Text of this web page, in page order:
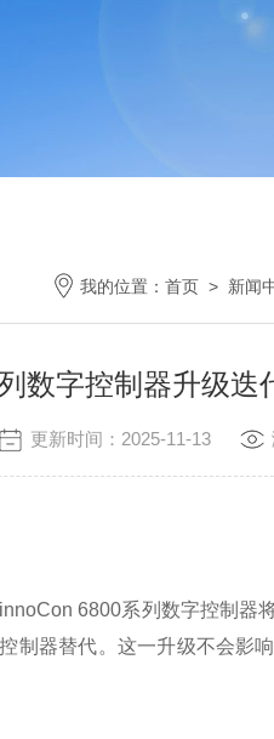
我的位置： 首页 > 新闻
数字控制器升级迭
更新时间：2025-11-13
6800系列数字控制器
制器替代。这一升级不会影